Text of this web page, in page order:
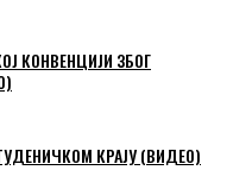
КОНВЕНЦИЈИ ЗБОГ
КРАЈУ (ВИДЕО)